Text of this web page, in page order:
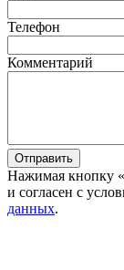
Телефон
Комментарий
Отправить
Нажимая кнопку
и согласен с
данных.